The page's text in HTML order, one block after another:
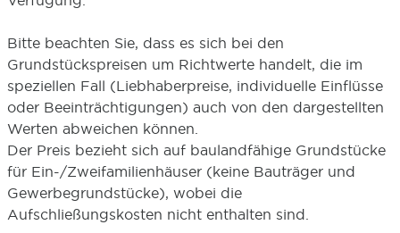
Bitte beachten Sie, dass es sich bei den
Grundstückspreisen um Richtwerte handelt, die im
speziellen Fall (Liebhaberpreise, individuelle Einflüsse
oder Beeinträchtigungen) auch von den dargestellten
Werten abweichen können.
Der Preis bezieht sich auf baulandfähige Grundstücke
für Ein-/Zweifamilienhäuser (keine Bauträger und
Gewerbegrundstücke), wobei die
Aufschließungskosten nicht enthalten sind.